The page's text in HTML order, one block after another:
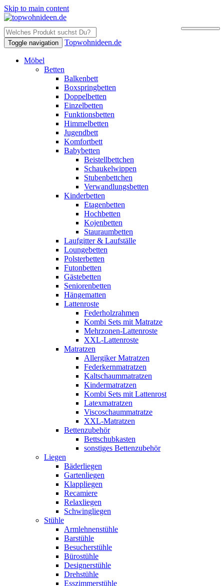
Skip to main content
Toggle navigation Topwohnideen.de
Möbel
Betten
Balkenbett
Boxspringbetten
Doppelbetten
Einzelbetten
Funktionsbetten
Himmelbetten
Jugendbett
Komfortbett
Babybetten
Beistellbettchen
Schaukelwippen
Stubenbettchen
Verwandlungsbetten
Kinderbetten
Etagenbetten
Hochbetten
Kojenbetten
Stauraumbetten
Laufgitter & Laufställe
Loungebetten
Polsterbetten
Futonbetten
Gästebetten
Seniorenbetten
Hängematten
Lattenroste
Federholzrahmen
Kombi Sets mit Matratze
Mehrzonen-Lattenroste
XXL-Lattenroste
Matratzen
Allergiker Matratzen
Federkernmatratzen
Kaltschaummatratzen
Kindermatratzen
Kombi Sets mit Lattenrost
Latexmatratzen
Viscoschaummatratze
XXL-Matratzen
Bettenzubehör
Bettschubkasten
sonstiges Bettenzubehör
Liegen
Bäderliegen
Gartenliegen
Klappliegen
Recamiere
Relaxliegen
Schwingliegen
Stühle
Armlehnenstühle
Barstühle
Besucherstühle
Bürostühle
Designerstühle
Drehstühle
Esszimmerstühle